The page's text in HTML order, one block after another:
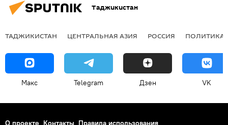
Таджикистан
ТАДЖИКИСТАН ЦЕНТРАЛЬНАЯ АЗИЯ РОССИЯ ПОЛИТИКА
Макс Telegram Дзен VK
О проекте Контакты Правила использования